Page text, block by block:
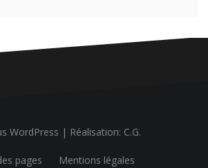
WordPress | Réalisation: C.G.
pages Mentions légales